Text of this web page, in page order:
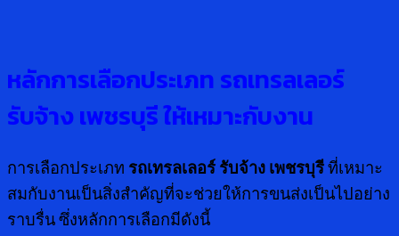
หลักการเลือกประเภท รถเทรลเลอร์
รับจ้าง เพชรบุรี ให้เหมาะกับงาน
การเลือกประเภท รถเทรลเลอร์ รับจ้าง เพชรบุรีที่เหมาะ
สมกับงานเป็นสิ่งสำคัญที่จะช่วยให้การขนส่งเป็นไปอย่าง
ราบรื่น ซึ่งหลักการเลือกมีดังนี้